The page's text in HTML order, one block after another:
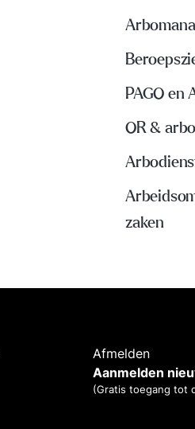
PAGO en
OR &
zaken
Afmelden
Aanmelden
(Gratis toegang tot